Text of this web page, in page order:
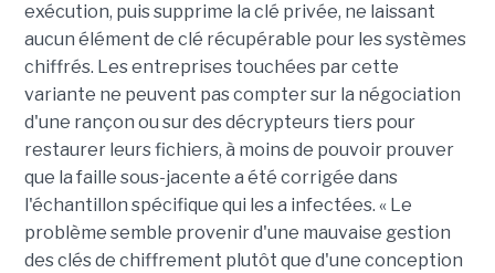
exécution, puis supprime la clé privée, ne laissant
aucun élément de clé récupérable pour les systèmes
chiffrés. Les entreprises touchées par cette
variante ne peuvent pas compter sur la négociation
d'une rançon ou sur des décrypteurs tiers pour
restaurer leurs fichiers, à moins de pouvoir prouver
que la faille sous-jacente a été corrigée dans
l'échantillon spécifique qui les a infectées. « Le
problème semble provenir d'une mauvaise gestion
des clés de chiffrement plutôt que d'une conception